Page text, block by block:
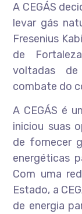
A CEGÁS
levar gás
Fresenius
de
voltadas
combate do
A CEGÁS é
iniciou suas
de fornecer
energéticas
Com uma
Estado, a
de energia